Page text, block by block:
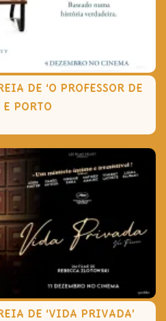
DE ‘O PROFESSOR DE
PORTO
DE ‘VIDA PRIVADA’